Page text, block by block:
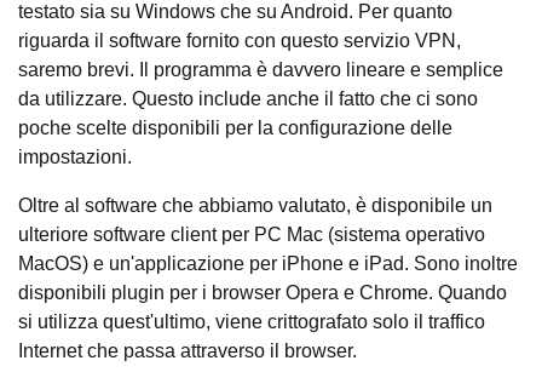
testato sia su Windows che su Android. Per quanto
riguarda il software fornito con questo servizio VPN,
saremo brevi. Il programma è davvero lineare e semplice
da utilizzare. Questo include anche il fatto che ci sono
poche scelte disponibili per la configurazione delle
impostazioni.
Oltre al software che abbiamo valutato, è disponibile un
ulteriore software client per PC Mac (sistema operativo
MacOS) e un'applicazione per iPhone e iPad. Sono inoltre
disponibili plugin per i browser Opera e Chrome. Quando
si utilizza quest'ultimo, viene crittografato solo il traffico
Internet che passa attraverso il browser.